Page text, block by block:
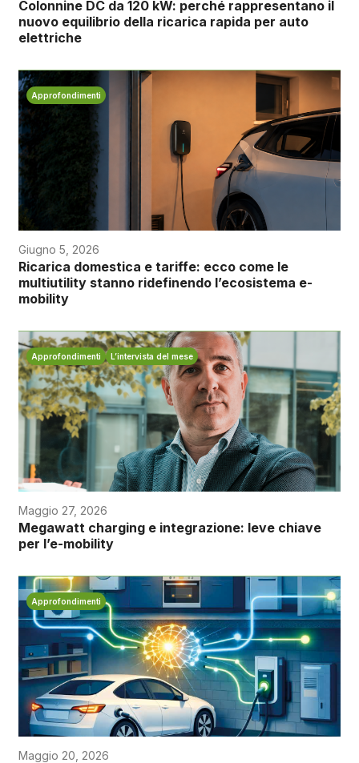
Colonnine DC da 120 kW: perché rappresentano il
nuovo equilibrio della ricarica rapida per auto
elettriche
Approfondimenti
Giugno 5, 2026
Ricarica domestica e tariffe: ecco come le
multiutility stanno ridefinendo l’ecosistema e-
mobility
Approfondimenti L’intervista del mese
Maggio 27, 2026
Megawatt charging e integrazione: leve chiave
per l’e-mobility
Approfondimenti
Maggio 20, 2026